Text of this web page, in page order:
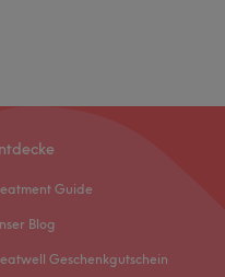
Guide
Blog
Geschenkgutschein